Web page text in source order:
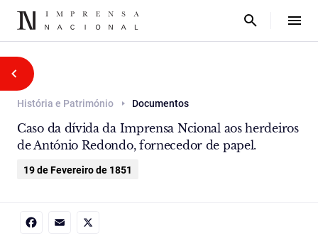
História e Património Documentos
Caso da dívida da Imprensa Ncional aos herdeiros
de António Redondo, fornecedor de papel.
19 de Fevereiro de 1851